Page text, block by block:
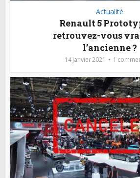
Actualité
Renault 5
retrouvez-vous
l’ancienne ?
14 janvier 2021 1